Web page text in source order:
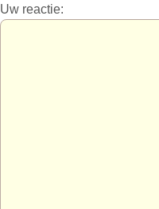
Uw reactie: